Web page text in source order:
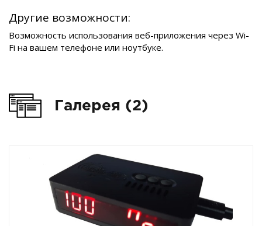
Другие возможности:
Возможность использования веб-приложения через Wi-
Fi на вашем телефоне или ноутбуке.
Галерея (2)